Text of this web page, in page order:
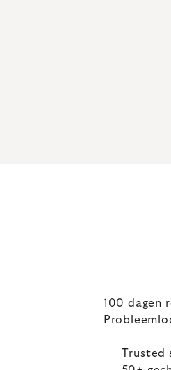
100 dagen
Trusted